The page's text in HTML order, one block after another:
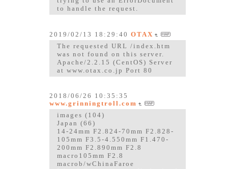
to handle the request.
2019/02/13 18:29:40 OTAX
The requested URL /index.htm
was not found on this server.
Apache/2.2.15 (CentOS) Server
at www.otax.co.jp Port 80
2018/06/26 10:35:35
www.grinningtroll.com
images (104)
Japan (66)
14-24mm F2.824-70mm F2.828-
105mm F3.5-4.550mm F1.470-
200mm F2.890mm F2.8
macro105mm F2.8
macrob/wChinaFaroe